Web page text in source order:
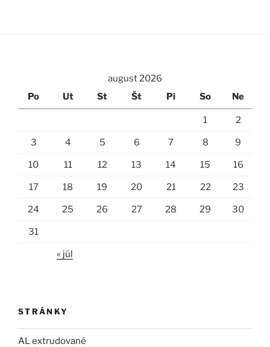
august 2026
Po
Ut St Št Pi So Ne
1 2
3 4 5 6 7 8 9
10 11 12 13 14 15 16
17 18 19 20 21 22 23
24 25 26 27 28 29 30
31
« júl
STRÁNKY
AL extrudované